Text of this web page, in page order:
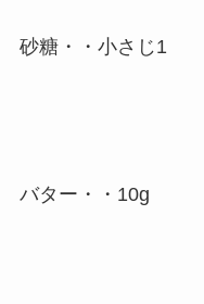
砂糖・・小さじ1
バター・・10g